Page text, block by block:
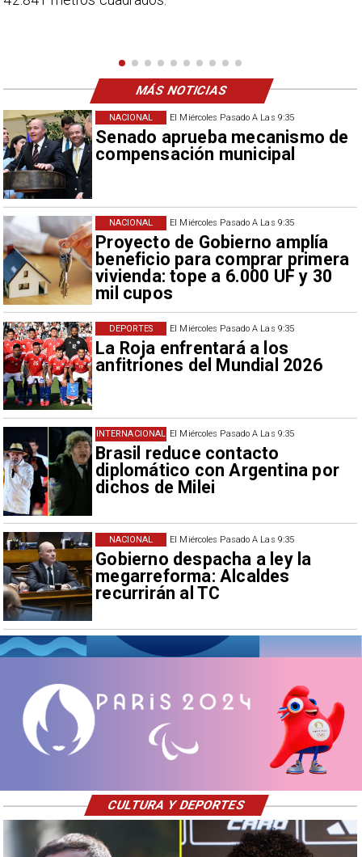
El Miércoles Pasado A Las 9:35
Senado aprueba mecanismo de
compensación municipal
NACIONAL
El Miércoles Pasado A Las 9:35
Proyecto de Gobierno amplía
beneficio para comprar primera
vivienda: tope a 6.000 UF y 30
mil cupos
NACIONAL
El Miércoles Pasado A Las 9:35
La Roja enfrentará a los
anfitriones del Mundial 2026
DEPORTES
El Miércoles Pasado A Las 9:35
Brasil reduce contacto
diplomático con Argentina por
dichos de Milei
INTERNACIONAL
El Miércoles Pasado A Las 9:35
Gobierno despacha a ley la
megarreforma: Alcaldes
recurrirán al TC
NACIONAL
MÁS NOTICIAS
CULTURA Y DEPORTES